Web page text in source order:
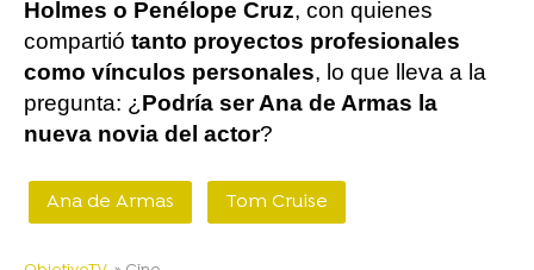
Holmes o Penélope Cruz, con quienes
compartió tanto proyectos profesionales
como vínculos personales, lo que lleva a la
pregunta: ¿ Podría ser Ana de Armas la
nueva novia del actor?
Ana de Armas Tom Cruise